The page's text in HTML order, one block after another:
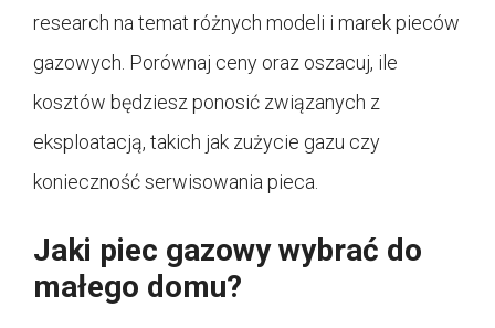
research na temat różnych modeli i marek pieców
gazowych. Porównaj ceny oraz oszacuj, ile
kosztów będziesz ponosić związanych z
eksploatacją, takich jak zużycie gazu czy
konieczność serwisowania pieca.
Jaki piec gazowy wybrać do
małego domu?